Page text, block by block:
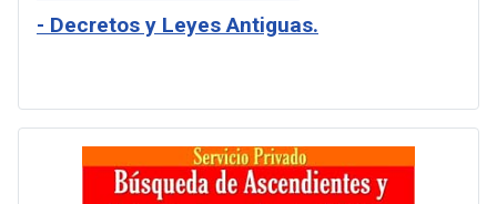
- Decretos y Leyes Antiguas.